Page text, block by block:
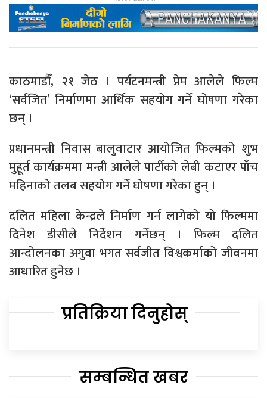
काठमाडौँ, २१ जेठ । पर्यटनमन्त्री प्रेम आलेले फिल्म
‘सर्वजित’ निर्माणमा आर्थिक सहयोग गर्ने घोषणा गरेका
छन् ।
प्रधानमन्त्री निवास बालुवाटार आयोजित फिल्मको शुभ
मुहूर्त कार्यक्रममा मन्त्री आलेले पार्टीको लेबी कटाएर पाँच
महिनाको तलब सहयोग गर्ने घोषणा गरेका हुन् ।
दलित महिला केन्द्रले निर्माण गर्न लागेको यो फिल्ममा
दिनेश डीसीले निर्देशन गर्नेछन् । फिल्म दलित
आन्दोलनका अगुवा भगत सर्वजीत विश्वकर्माको जीवनमा
आधारित हुनेछ ।
प्रतिक्रिया दिनुहोस्
सम्बन्धित खबर